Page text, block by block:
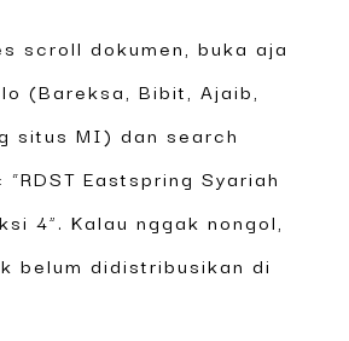
scroll dokumen, buka aja
(Bareksa, Bibit, Ajaib,
situs MI) dan search
Eastspring Syariah
4”. Kalau nggak nongol,
belum didistribusikan di